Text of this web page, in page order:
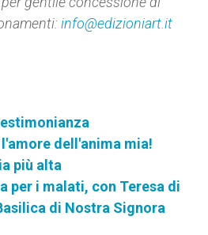
info@edizioniart.it
dell'anima mia!
più alta
per i malati, con Teresa di
di Nostra Signora